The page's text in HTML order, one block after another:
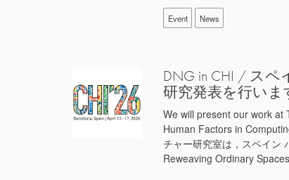
Event News
DNG in CHI / ス
研究発表を行いま
We will present our work at
Human Factors in
チャー研究室は，スペイン
Reweaving Ordinary